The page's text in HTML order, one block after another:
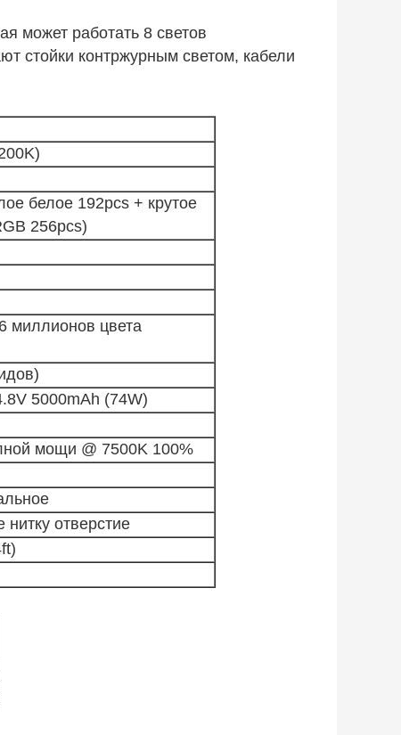
может работать 8 светов
стойки контржурным светом, кабели
белое 192pcs + крутое
256pcs)
миллионов цвета
5000mAh (74W)
мощи @ 7500K 100%
нитку отверстие